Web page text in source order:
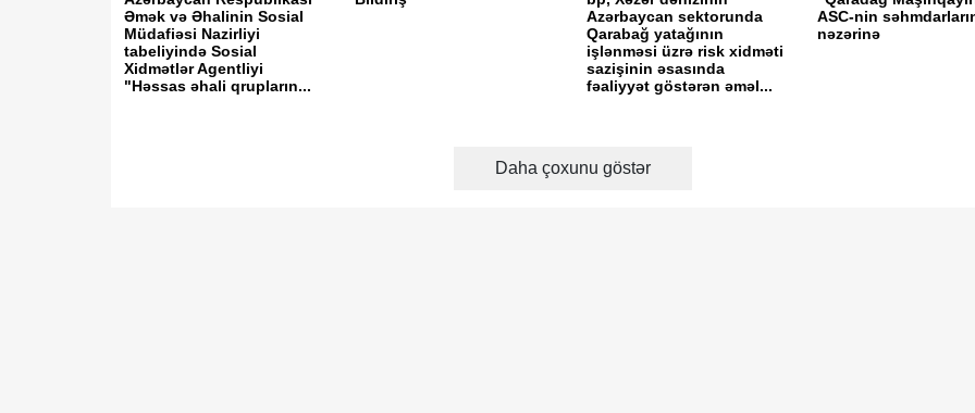
Əmək və Əhalinin Sosial
Müdafiəsi Nazirliyi
tabeliyində Sosial
Xidmətlər Agentliyi
"Həssas əhali qrupların...
Azərbaycan sektorunda
Qarabağ yatağının
işlənməsi üzrə risk xidməti
sazişinin əsasında
fəaliyyət göstərən əməl...
ASC-nin
nəzərinə
Daha çoxunu göstər